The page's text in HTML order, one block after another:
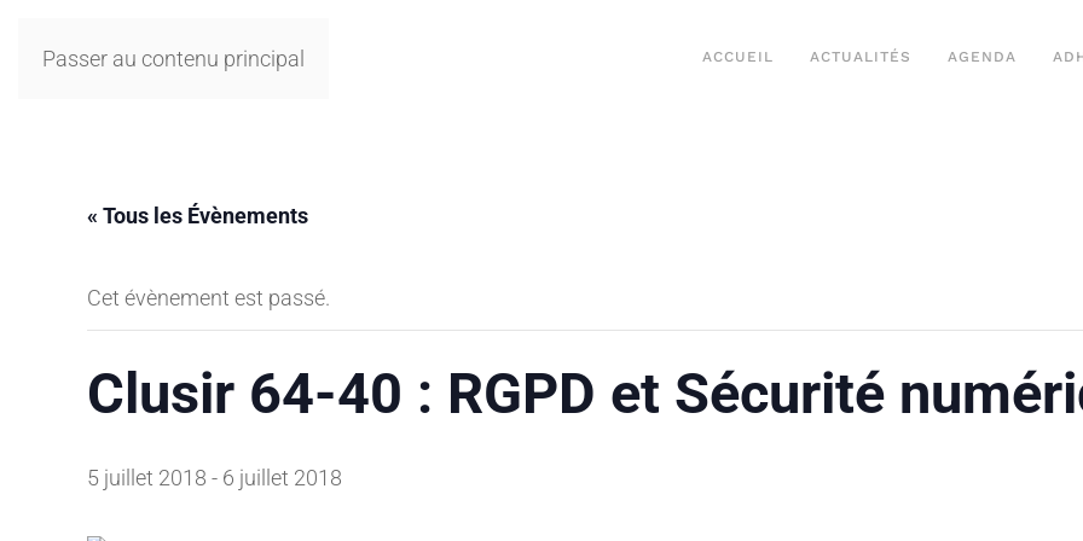
Passer au contenu principal ACCUEIL ACTUALITÉS AGENDA
« Tous les Évènements
Cet évènement est passé.
Clusir 64-40 : RGPD et Sécurité
5 juillet 2018 - 6 juillet 2018